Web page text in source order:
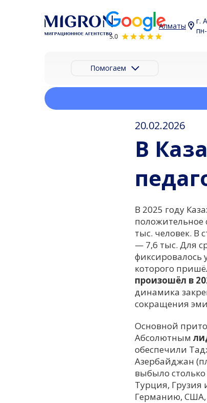
Алматы
г.
Помогаем
Главная В Казахстан
20.02.2026
В
В 2025 году
тыс. человек. В
— 7,6 тыс. Для
фиксировалось
которого
произошёл в
динамика
сокращения
Основной
Абсолютным
обеспечили
Азербайджан
выбыло
Турция, Грузия
Германию,